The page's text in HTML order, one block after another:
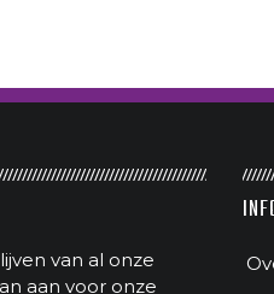
van al onze
aan voor onze